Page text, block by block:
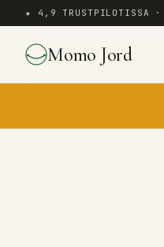
★ 4,9 TRUSTPILOTISSA
Momo Jord